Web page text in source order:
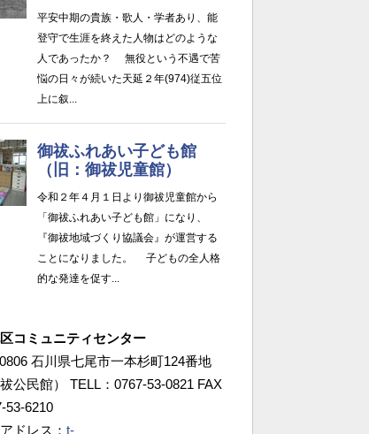
コミュニティセンター
石川県七尾市一本杉町124番地
祓公民館） TELL：0767-53-0821 FAX
53-6210
ドレス： t-